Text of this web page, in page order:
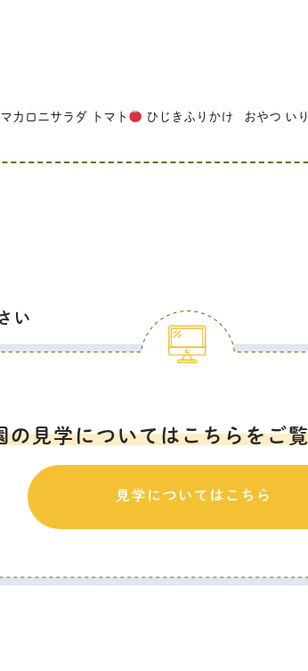
カロニサラダ トマト ひじきふりかけ おやつ い
い
の見学についてはこちらをご